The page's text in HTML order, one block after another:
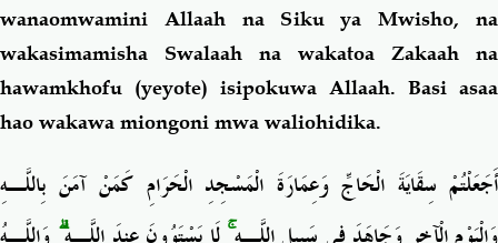
wanaomwamini Allaah na Siku ya Mwisho, na
wakasimamisha Swalaah na wakatoa Zakaah na
hawamkhofu (yeyote) isipokuwa Allaah. Basi asaa
hao wakawa miongoni mwa waliohidika.
أَجَعَلْتُمْ سِقَايَةَ الْحَاجِّ وَعِمَارَةَ الْمَسْجِدِ الْحَرَامِ كَمَنْ آمَنَ بِاللَّـهِ